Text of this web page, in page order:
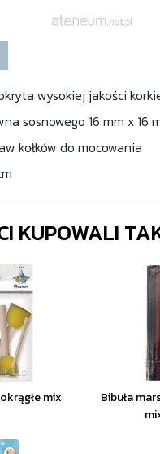
wysokiej jakości
sosnowego 16 mm x 16
kołków do mocowania
KUPOWALI
mix
Bibuła